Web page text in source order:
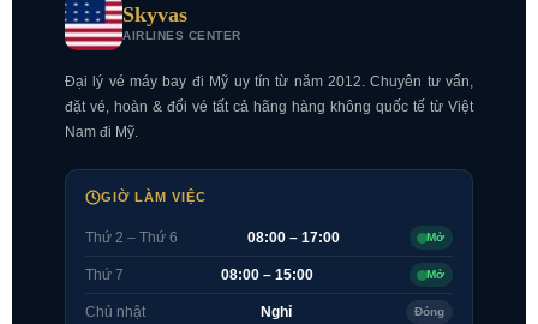
Skyvas
AIRLINES CENTER
Đại lý vé máy bay đi Mỹ uy tín từ năm 2012. Chuyên tư vấn,
đặt vé, hoàn & đổi vé tất cả hãng hàng không quốc tế từ Việt
Nam đi Mỹ.
GIỜ LÀM VIỆC
Thứ 2 – Thứ 6 08:00 – 17:00 Mở
Thứ 7 08:00 – 15:00 Mở
Chủ nhật Nghỉ Đóng